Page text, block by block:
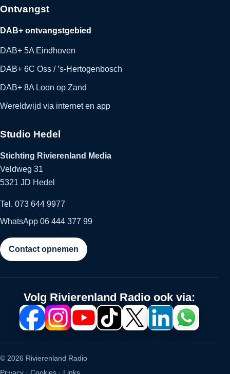
Ontvangst
DAB+ ontvangstgebied
DAB+ 5A Eindhoven
DAB+ 6C Oss / ’s-Hertogenbosch
DAB+ 8A Loon op Zand
Wereldwijd via internet en app
Studio Hedel
Stichting Rivierenland Media
Veldweg 31
5321 JD Hedel
Tel. 073 644 9977
WhatsApp 06 444 377 99
Contact opnemen
Volg Rivierenland Radio ook via:
© 2026 Rivierenland Radio